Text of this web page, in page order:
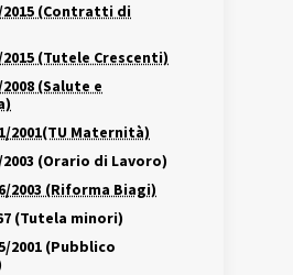
2015 (Contratti di
2015 (Tutele Crescenti)
2008 (Salute e
2001(TU Maternità)
2003 (Orario di Lavoro)
2003 (Riforma Biagi)
(Tutela minori)
2001 (Pubblico